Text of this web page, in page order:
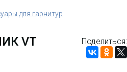
для гарнитур
VT
Поделиться: